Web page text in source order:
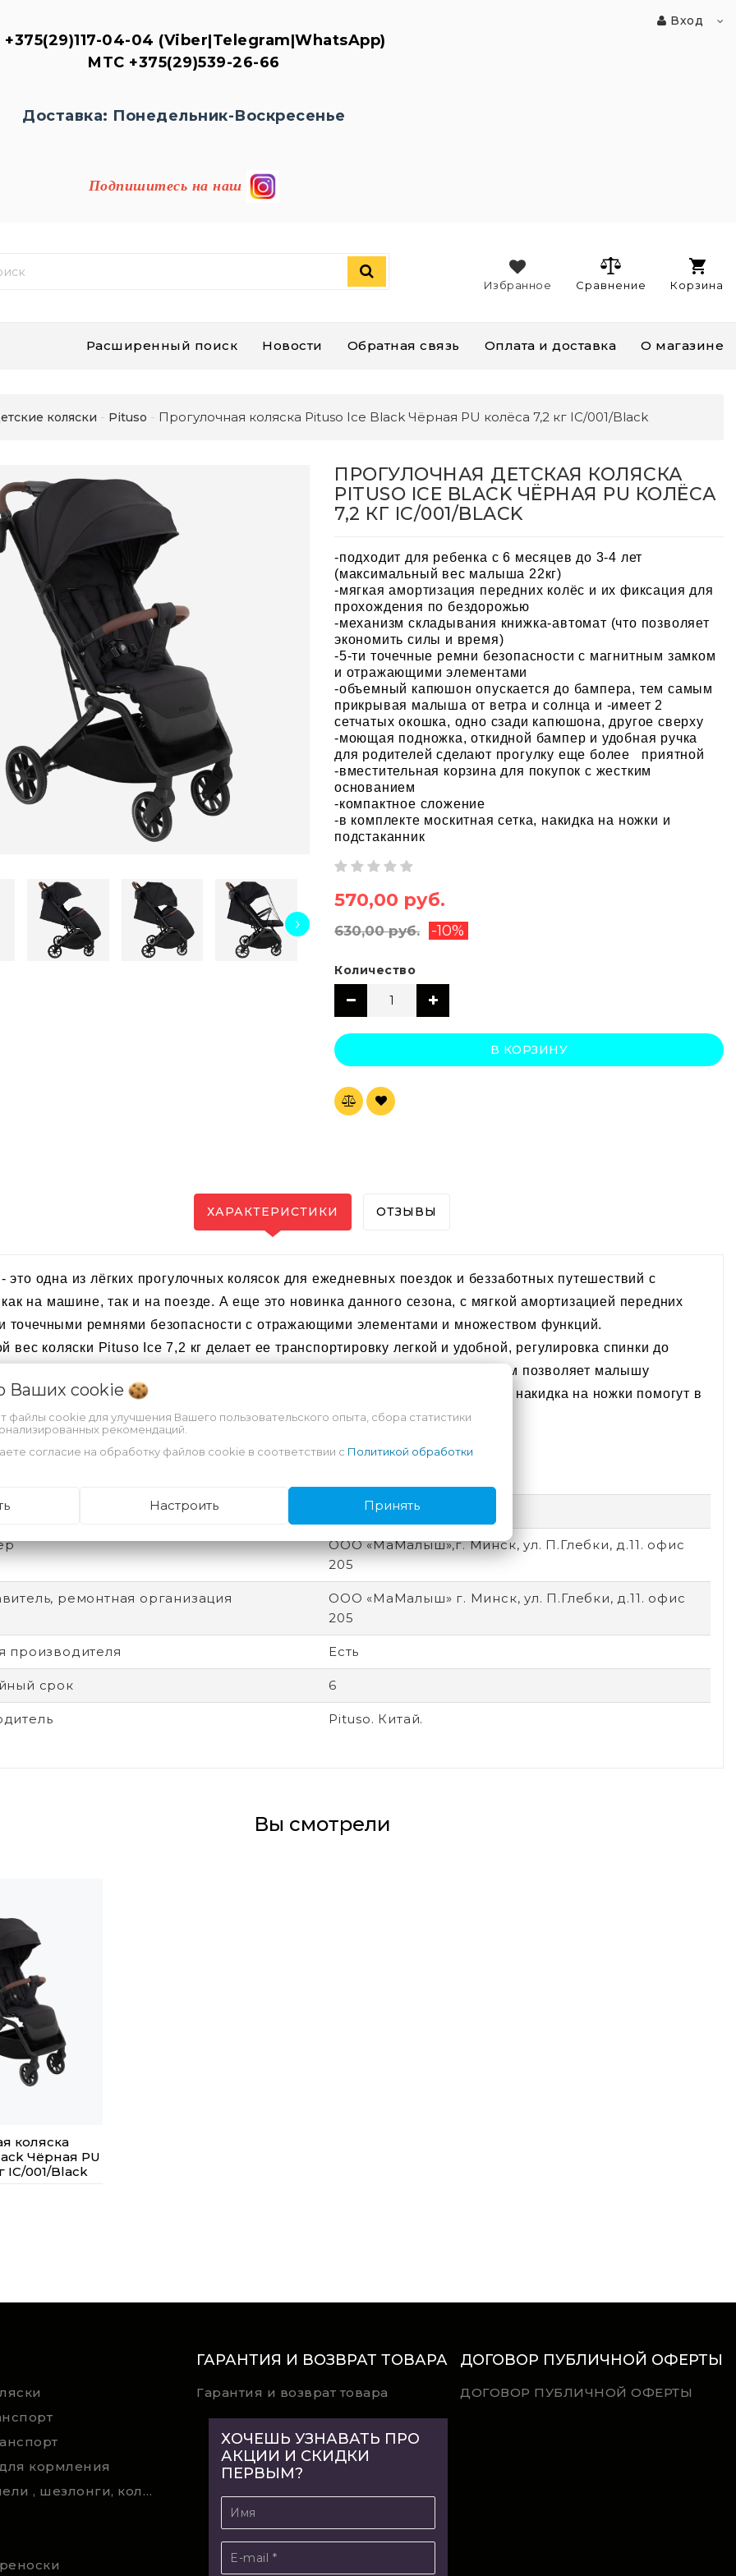
+375(29)117-04-04 (Viber|Telegram|WhatsApp)
MTC +375(29)539-26-66
Доставка: Понедельник-Воскресенье
Подпишитесь на наш
Вход
Корзина
Сравнение
Избранное
Расширенный поиск Новости Обратная связь Оплата и доставка О магазине
коляски Pituso Прогулочная коляска Pituso Ice Black Чёрная PU колёса 7,2 кг IC/001/Black
›
ПРОГУЛОЧНАЯ ДЕТСКАЯ КОЛЯСКА
PITUSO ICE BLACK ЧЁРНАЯ PU КОЛЁСА
7,2 КГ IC/001/BLACK
-подходит для ребенка с 6 месяцев до 3-4 лет
(максимальный вес малыша 22кг)
-мягкая амортизация передних колёс и их фиксация для
прохождения по бездорожью
-механизм складывания книжка-автомат (что позволяет
экономить силы и время)
-5-ти точечные ремни безопасности с магнитным замком
и отражающими элементами
-объемный капюшон опускается до бампера, тем самым
прикрывая малыша от ветра и солнца и -имеет 2
сетчатых окошка, одно сзади капюшона, другое сверху
-моющая подножка, откидной бампер и удобная ручка
для родителей сделают прогулку еще более приятной
-вместительная корзина для покупок с жестким
основанием
-компактное сложение
-в комплекте москитная сетка, накидка на ножки и
подстаканник
570,00 руб.
630,00 руб. -10%
Количество
В КОРЗИНУ
ХАРАКТЕРИСТИКИ ОТЗЫВЫ
это одна из лёгких прогулочных колясок для ежедневных поездок и беззаботных путешествий с
на машине, так и на поезде. А еще это новинка данного сезона, с мягкой амортизацией передних
точечными ремнями безопасности с отражающими элементами и множеством функций.
вес коляски Pituso Ice 7,2 кг делает ее транспортировку легкой и удобной, регулировка спинки до
положения с длиной спального места 89 см и шириной сиденья 33 см позволяет малышу
отдыхать, а козырёк будет не заменим в жаркую погоду. Большие колеса и накидка на ножки помогут в
во все сезоны.
информация
Китай
ООО «МаМалыш»,г. Минск, ул. П.Глебки, д.11. офис
205
ремонтная организация
ООО «МаМалыш» г. Минск, ул. П.Глебки, д.11. офис
205
производителя Есть
срок 6
Pituso. Китай.
Вы смотрели
коляска
Чёрная PU
IC/001/Black
кормления
Электрокачели , шезлонги, колыбели, качели, манежи
ГАРАНТИЯ И ВОЗВРАТ ТОВАРА
Гарантия и возврат товара
ДОГОВОР ПУБЛИЧНОЙ ОФЕРТЫ
ДОГОВОР ПУБЛИЧНОЙ ОФЕРТЫ
ХОЧЕШЬ УЗНАВАТЬ ПРО
АКЦИИ И СКИДКИ
ПЕРВЫМ?
Ваших cookie
файлы cookie для улучшения Вашего пользовательского опыта, сбора статистики
рекомендаций.
согласие на обработку файлов cookie в соответствии с Политикой обработки
Настроить Принять